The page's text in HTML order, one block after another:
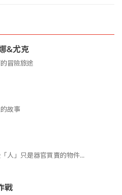
&尤克
冒險旅途
故事
人」只是器官買賣的物件...
戰